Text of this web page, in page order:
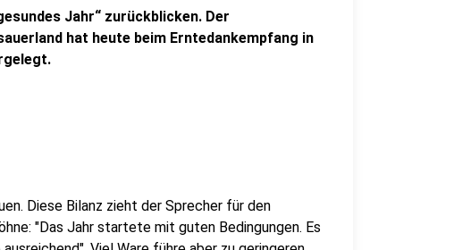
Jahr“ zurückblicken. Der
hat heute beim Erntedankempfang in
Diese Bilanz zieht der Sprecher für den
"Das Jahr startete mit guten Bedingungen. Es